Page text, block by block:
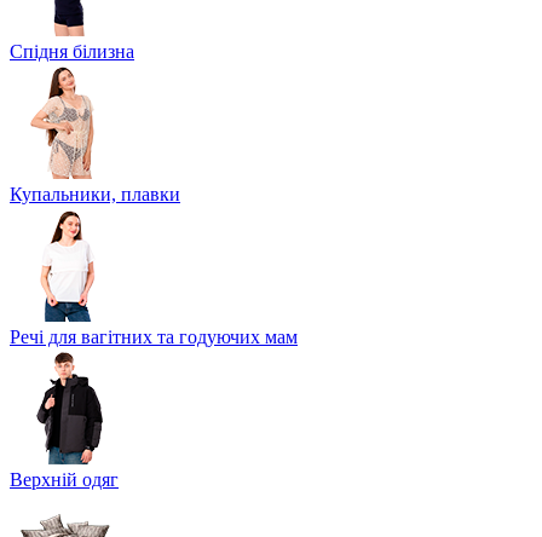
Спідня білизна
Купальники, плавки
Речі для вагітних та годуючих мам
Верхній одяг